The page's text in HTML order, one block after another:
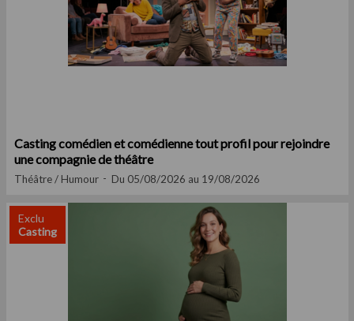
Casting comédien et comédienne tout profil pour rejoindre
une compagnie de théâtre
Théâtre / Humour Du 05/08/2026 au 19/08/2026
Exclu
Casting